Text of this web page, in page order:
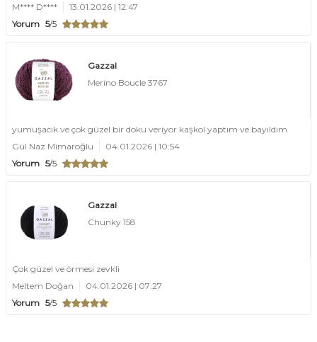
M**** D****
13.01.2026 | 12:47
Yorum 5/5
Gazzal
Merino Boucle 3767
yumuşacık ve çok güzel bir doku veriyor kaşkol yaptım ve bayıldım
Gül Naz Mimaroğlu
04.01.2026 | 10:54
Yorum 5/5
Gazzal
Chunky 158
Çok güzel ve örmesi zevkli
Meltem Doğan
04.01.2026 | 07:27
Yorum 5/5